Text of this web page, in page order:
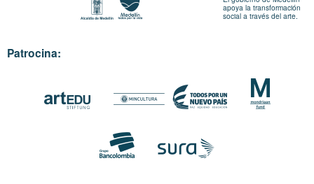
apoya la transformación
social a través del arte.
Patrocina: